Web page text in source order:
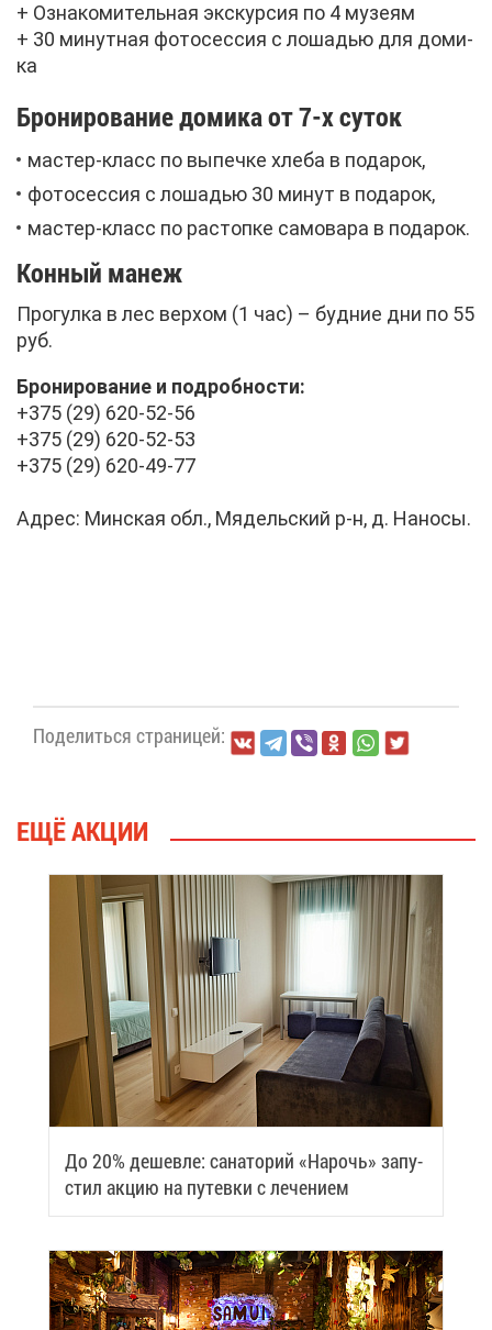
+ Озна­ко­ми­тель­ная экс­кур­сия по 4 му­зе­ям
+ 30 ми­нут­ная фо­то­сес­сия с ло­ша­дью для до­ми­
ка
Бро­ни­ро­ва­ние до­ми­ка от 7-х су­ток
ма­стер-класс по вы­печ­ке хле­ба в по­да­рок,
фо­то­сес­сия с ло­ша­дью 30 ми­нут в по­да­рок,
ма­стер-класс по рас­топ­ке са­мо­ва­ра в по­да­рок.
Кон­ный ма­неж
Про­гул­ка в лес вер­хом (1 час) – буд­ние дни по 55
руб.
Бро­ни­ро­ва­ние и по­дроб­но­сти:
+375 (29) 620-52-56
+375 (29) 620-52-53
+375 (29) 620-49-77
Ад­рес: Мин­ская обл., Мя­дель­ский р-н, д. На­но­сы.
По­де­лить­ся стра­ни­цей:
ЕЩЁ АК­ЦИИ
До 20% де­шев­ле: са­на­то­рий «На­рочь» за­пу­
стил ак­цию на пу­тев­ки с ле­че­ни­ем